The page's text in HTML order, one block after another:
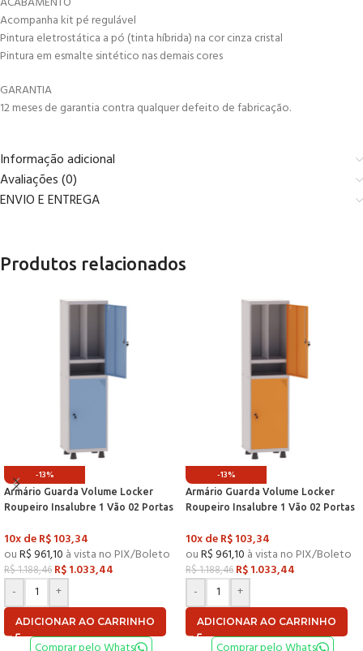
Acompanha kit pé regulável
Pintura eletrostática a pó (tinta híbrida) na cor cinza cristal
Pintura em esmalte sintético nas demais cores
GARANTIA
12 meses de garantia contra qualquer defeito de fabricação.
Informação adicional
Avaliações (0)
ENVIO E ENTREGA
Produtos relacionados
-13%
Armário Guarda Volume Locker
Roupeiro Insalubre 1 Vão 02 Portas
Cinza e Azul Dali – Pandin
10x deR$103,34
ouR$ 961,10 à vista no PIX/Boleto
R$1.188,46 R$1.033,44
-
+
ADICIONAR AO CARRINHO
-13%
Armário Guarda Volume Locker
Roupeiro Insalubre 1 Vão 02 Portas
Cinza e Laranja Picasso – P
10x deR$103,34
ouR$ 961,10 à vista no PIX/Boleto
R$1.188,46 R$1.033,44
-
+
ADICIONAR AO CARRINHO